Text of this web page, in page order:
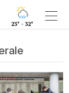
23° - 32°